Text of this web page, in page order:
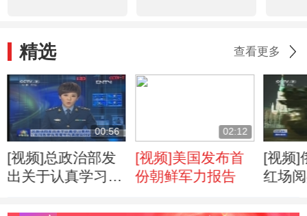
精选 查看更多
00:56
[视频]总政治部发
出关于认真学习贯
界优秀青年代表座
02:12
[视频]美国发布首
份朝鲜军力报告
[视频]
红场